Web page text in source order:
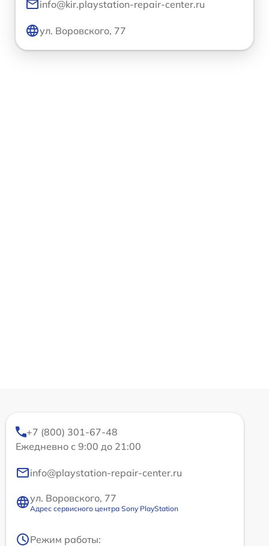
info@kir.playstation-repair-center.ru
ул. Воровского, 77
+7 (800) 301-67-48
Ежедневно с 9:00 до 21:00
info@playstation-repair-center.ru
ул. Воровского, 77
Адрес сервисного центра Sony PlayStation
Режим работы: